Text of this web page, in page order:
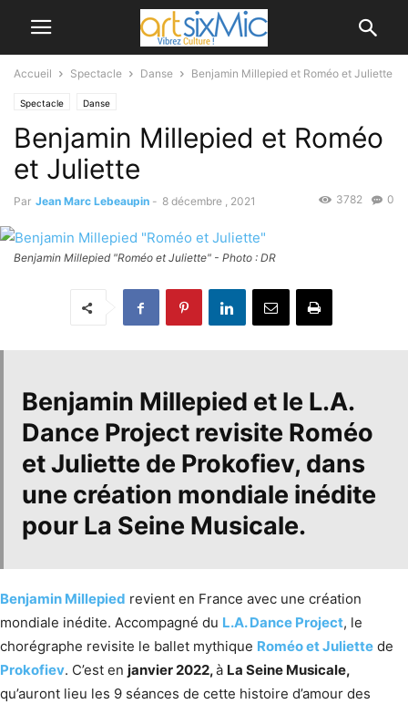
Accueil Spectacle Danse Benjamin Millepied et Roméo et Juliette
Spectacle Danse
Benjamin Millepied et Roméo
et Juliette
Par Jean Marc Lebeaupin - 8 décembre , 2021 0
3782
Benjamin Millepied "Roméo et Juliette" - Photo : DR
Benjamin Millepied et le L.A.
Dance Project revisite Roméo
et Juliette de Prokofiev, dans
une création mondiale inédite
pour La Seine Musicale.
Benjamin Millepied revient en France avec une création
mondiale inédite. Accompagné du L.A. Dance Project, le
chorégraphe revisite le ballet mythique Roméo et Juliette de
Prokofiev. C’est en janvier 2022,à La Seine Musicale,
qu’auront lieu les 9 séances de cette histoire d’amour des